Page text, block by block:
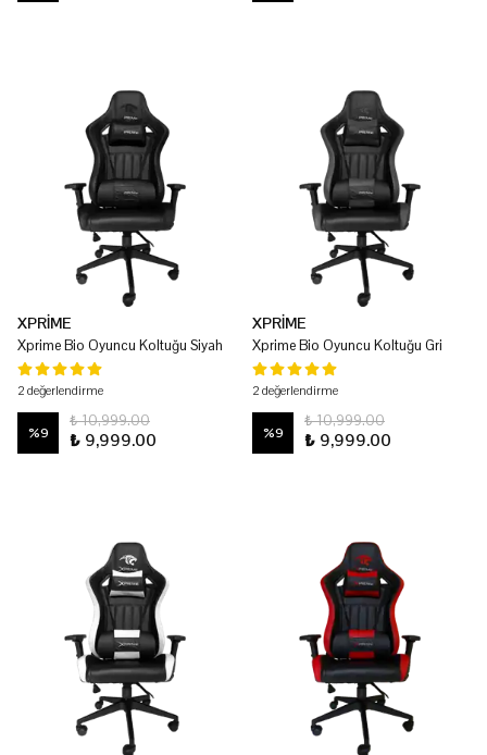
XPRİME
Xprime Bio Oyuncu Koltuğu Siyah
2 değerlendirme
%9
₺ 10,999.00
₺ 9,999.00
XPRİME
Xprime Bio Oyuncu Koltuğu Gri
2 değerlendirme
%9
₺ 10,999.00
₺ 9,999.00